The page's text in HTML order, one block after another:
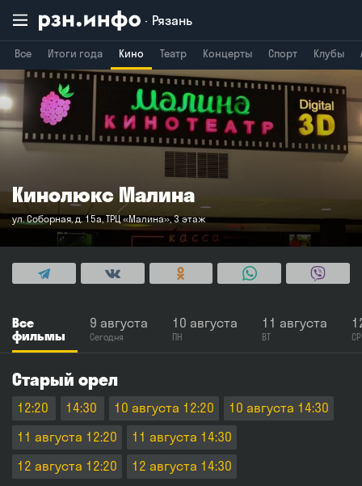
Рязань
Все Итоги года Кино Театр Концерты Спорт Клубы
Воронеж Брянск
Кинолюкс Малина
ул. Соборная, д. 15а, ТРЦ «Малина», 3 этаж
Все
фильмы
9 августа
Сегодня
10 августа
ПН
11 августа
ВТ СР
Старый орел
12:20 14:30 10 августа 12:20
10 августа 14:30
11 августа 12:20
11 августа 14:30
12 августа 12:20
12 августа 14:30